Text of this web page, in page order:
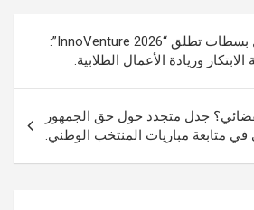
جامعة الحسن الأول بسطات تطلق “InnoVenture 2026”:
وريادة الأعمال الطلابية.
جدل متجدد حول حق الجمهور
في متابعة مباريات المنتخب الوطني.